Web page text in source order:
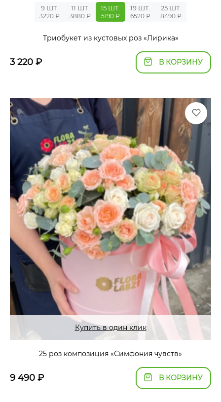
9 ШТ.
3220 ₽
11 ШТ.
3880 ₽
15 ШТ.
5190 ₽
19 ШТ.
6520 ₽
25 ШТ.
8490 ₽
Триобукет из кустовых роз «Лирика»
3 220 ₽ В КОРЗИНУ
Купить в один клик
25 роз композиция «Симфония чувств»
9 490 ₽ В КОРЗИНУ